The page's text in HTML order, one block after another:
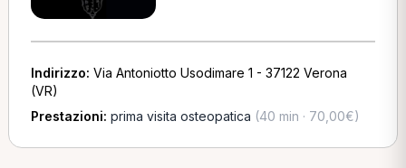
Indirizzo: Via Antoniotto Usodimare 1 - 37122 Verona
(VR)
Prestazioni: prima visita osteopatica (40 min · 70,00€)